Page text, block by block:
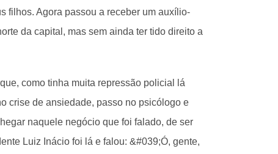
filhos. Agora passou a receber um auxílio-
da capital, mas sem ainda ter tido direito a
como tinha muita repressão policial lá
crise de ansiedade, passo no psicólogo e
naquele negócio que foi falado, de ser
Luiz Inácio foi lá e falou: &#039;Ó, gente,